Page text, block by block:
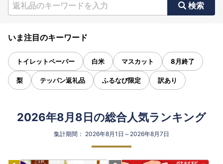
検索
いま注目のキーワード
トイレットペーパー 白米 マスカット 8月終了
梨 テッパン返礼品 ふるなび限定 訳あり
2026年8月8日の総合人気ランキング
集計期間： 2026年8月1日～2026年8月7日